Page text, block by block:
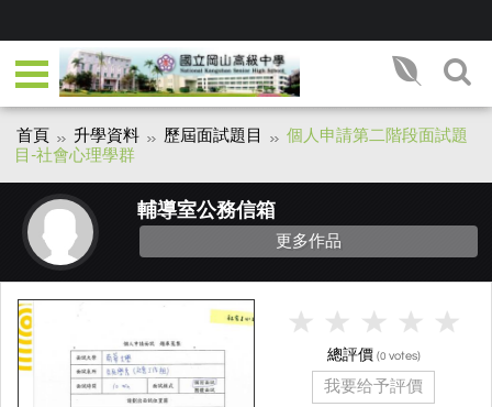
首頁 升學資料 歷屆面試題目
個人申請第二階段面試題
目-社會心理學群
輔導室公務信箱
更多作品
總評價 (0 votes)
我要给予評價